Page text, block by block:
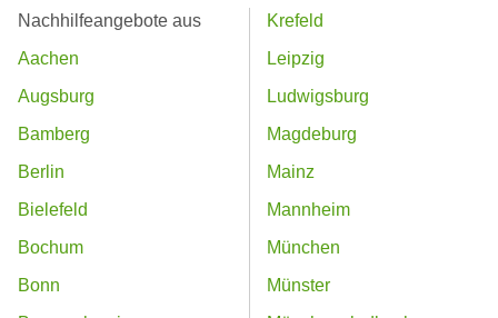
Nachhilfeangebote aus
Aachen
Augsburg
Bamberg
Berlin
Bielefeld
Bochum
Bonn
Krefeld
Leipzig
Ludwigsburg
Magdeburg
Mainz
Mannheim
München
Münster